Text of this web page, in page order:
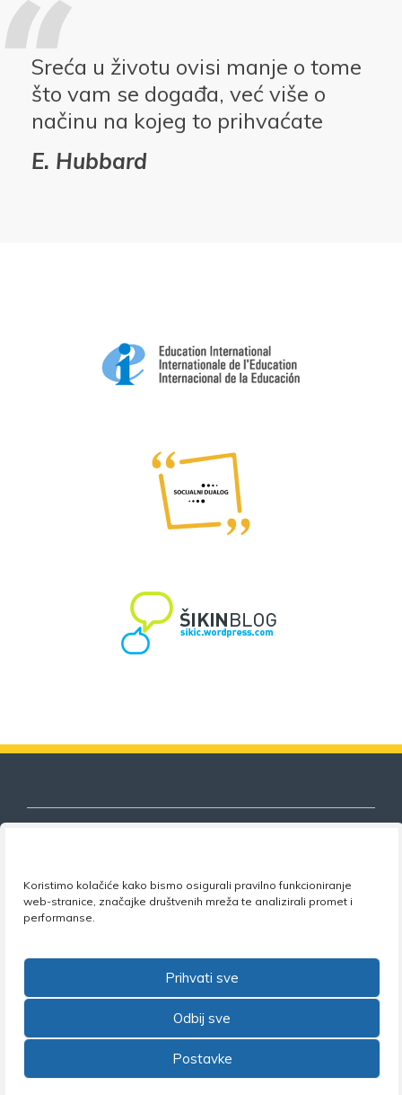
Koristimo kolačiće kako bismo osigurali pravilno funkcioniranje
web-stranice, značajke društvenih mreža te analizirali promet i
performanse.
Prihvati sve
Odbij sve
Postavke
Sreća u životu ovisi manje o tome
što vam se događa, već više o
načinu na kojeg to prihvaćate
E. Hubbard
Nezavisni sindikat znanosti i visokog
obrazovanja
©2026 Nezavisni sindikat znanosti i visokog obrazovanja